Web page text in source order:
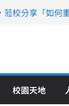
蒞校分享「如何
國際發明展雙金
肯定
校園天地